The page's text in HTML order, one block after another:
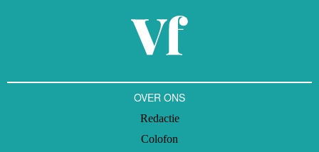
OVER ONS
Redactie
Colofon